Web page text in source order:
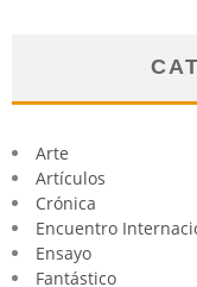
Arte
Artículos
Crónica
Encuentro
Ensayo
Fantástico